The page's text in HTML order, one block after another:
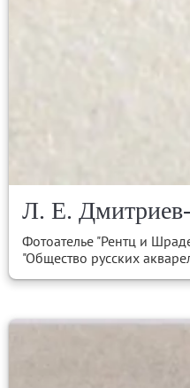
Л. Е.
Фотоателье "Рентц и
"Общество русских